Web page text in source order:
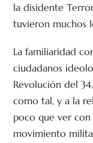
la disidente
tuvieron muchos
La familiaridad
ciudadanos
Revolución del
como tal, y a la
poco que ver con
movimiento